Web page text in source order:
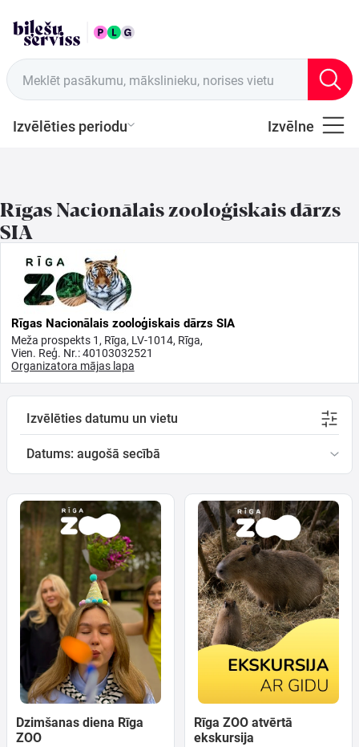
Meklēt pasākumu, mākslinieku, norises vietu
Izvēlēties periodu Izvēlne
LAT Tirdzniecības vietas
Mūzika
Mūzika
Teātris
Sports
Festivāls
Semināri
Dāvanu
kartes
Kino
Rīgas Nacionālais zooloģiskais dārzs
SIA
Rīgas Nacionālais zooloģiskais dārzs SIA
Meža prospekts 1, Rīga, LV-1014, Rīga,
Vien. Reģ. Nr.: 40103032521
Organizatora mājas lapa
Izvēlēties datumu un vietu
Datums: augošā secībā
Dzimšanas diena Rīga
ZOO
Rīga ZOO atvērtā
ekskursija